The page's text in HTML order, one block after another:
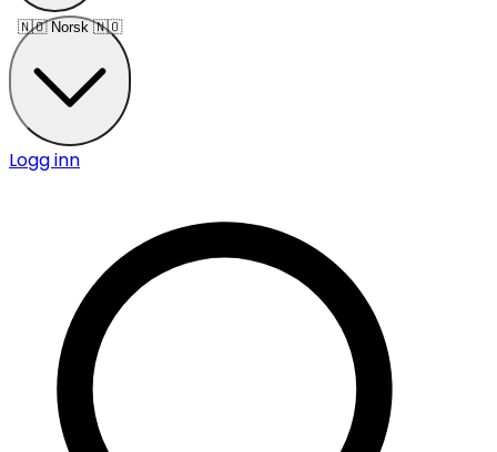
🇳🇴 Norsk 🇳🇴
Logg inn